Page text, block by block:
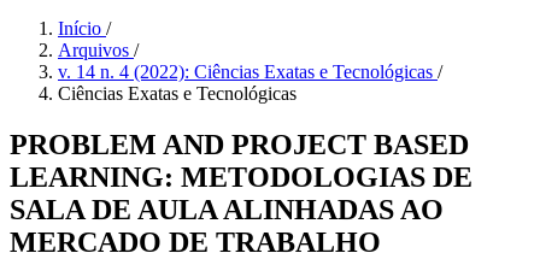
Início /
Arquivos /
v. 14 n. 4 (2022): Ciências Exatas e Tecnológicas /
Ciências Exatas e Tecnológicas
PROBLEM AND PROJECT BASED
LEARNING: METODOLOGIAS DE
SALA DE AULA ALINHADAS AO
MERCADO DE TRABALHO